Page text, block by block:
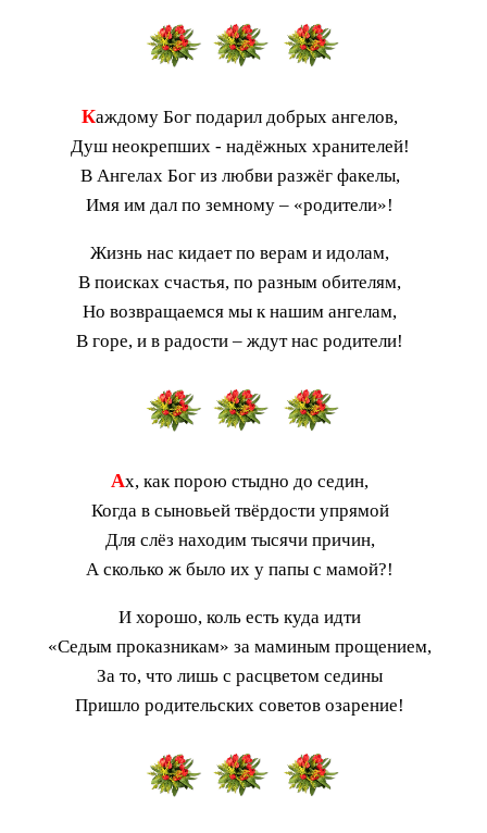
Каждому Бог подарил добрых ангелов,
Душ неокрепших - надёжных хранителей!
В Ангелах Бог из любви разжёг факелы,
Имя им дал по земному – «родители»!
Жизнь нас кидает по верам и идолам,
В поисках счастья, по разным обителям,
Но возвращаемся мы к нашим ангелам,
В горе, и в радости – ждут нас родители!
Ах, как порою стыдно до седин,
Когда в сыновьей твёрдости упрямой
Для слёз находим тысячи причин,
А сколько ж было их у папы с мамой?!
И хорошо, коль есть куда идти
«Седым проказникам» за маминым прощением,
За то, что лишь с расцветом седины
Пришло родительских советов озарение!